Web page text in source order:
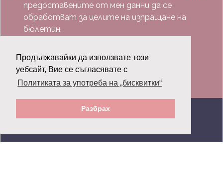
Продължавайки да използвате този
уебсайт, Вие се съгласявате с
Политиката за употреба на „бисквитки“
Разбрах
предоставените от мен данни да се
обработват за целите на изпращане на
бюлетин.
Последвай ни:
© 2026 Grazia.bg - Всички права запазени